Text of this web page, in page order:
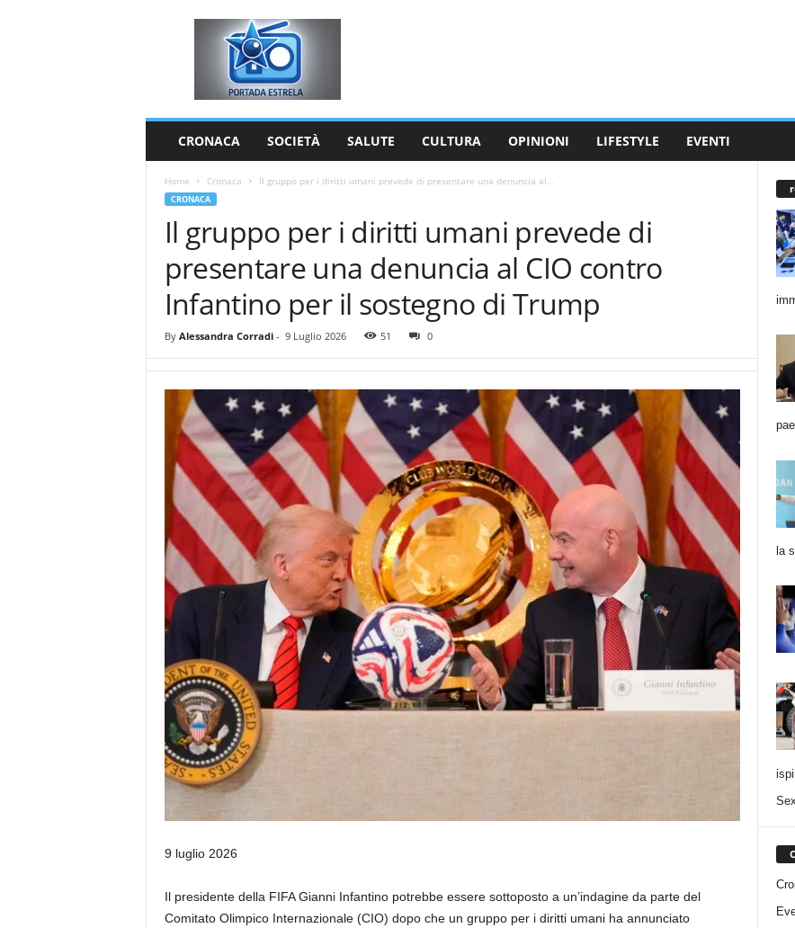
CRONACA SOCIETÀ SALUTE CULTURA OPINIONI LIFESTYLE EVENTI
Home Cronaca Il gruppo per i diritti umani prevede di presentare una denuncia al...
CRONACA
Il gruppo per i diritti umani prevede di
presentare una denuncia al CIO contro
Infantino per il sostegno di Trump
By Alessandra Corradi- 9 Luglio 2026 51 0
Pubblicato
9
luglio
9 luglio 2026
Il presidente della FIFA Gianni Infantino potrebbe essere sottoposto a un’indagine da parte del
Comitato Olimpico Internazionale (CIO) dopo che un gruppo per i diritti umani ha annunciato
la
Sex